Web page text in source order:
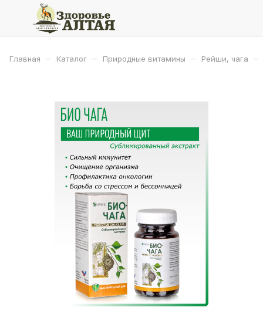
Главная – Каталог – Природные витамины – Рейши, чага –